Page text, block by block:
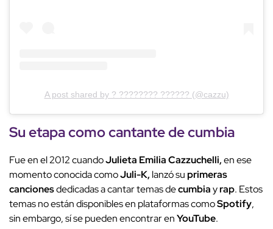
A post shared by ? ???????? ?????? (@cazzu)
Su etapa como cantante de cumbia
Fue en el 2012 cuandoJulieta Emilia Cazzuchelli,en ese
momento conocida comoJuli-K, lanzó suprimeras
cancionesdedicadas a cantar temas decumbiayrap. Estos
temas no están disponibles en plataformas comoSpotify,
sin embargo, sí se pueden encontrar enYouTube.